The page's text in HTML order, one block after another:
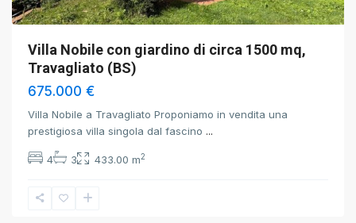
Villa Nobile con giardino di circa 1500 mq,
Travagliato (BS)
675.000 €
Villa Nobile a Travagliato Proponiamo in vendita una
prestigiosa villa singola dal fascino ...
4 3 433.00 m2
Brescia,